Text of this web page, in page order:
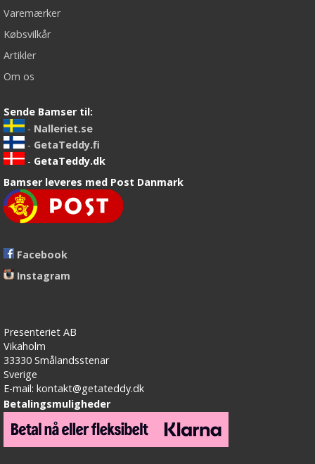
Varemærker
Købsvilkår
Artikler
Om os
Sende Bamser til:
- Nalleriet.se
- GetaTeddy.fi
- GetaTeddy.dk
Bamser leveres med Post Danmark
Facebook
Instagram
Presenteriet AB
Vikaholm
33330 Smålandsstenar
Sverige
E-mail: kontakt@getateddy.dk
Betalingsmuligheder